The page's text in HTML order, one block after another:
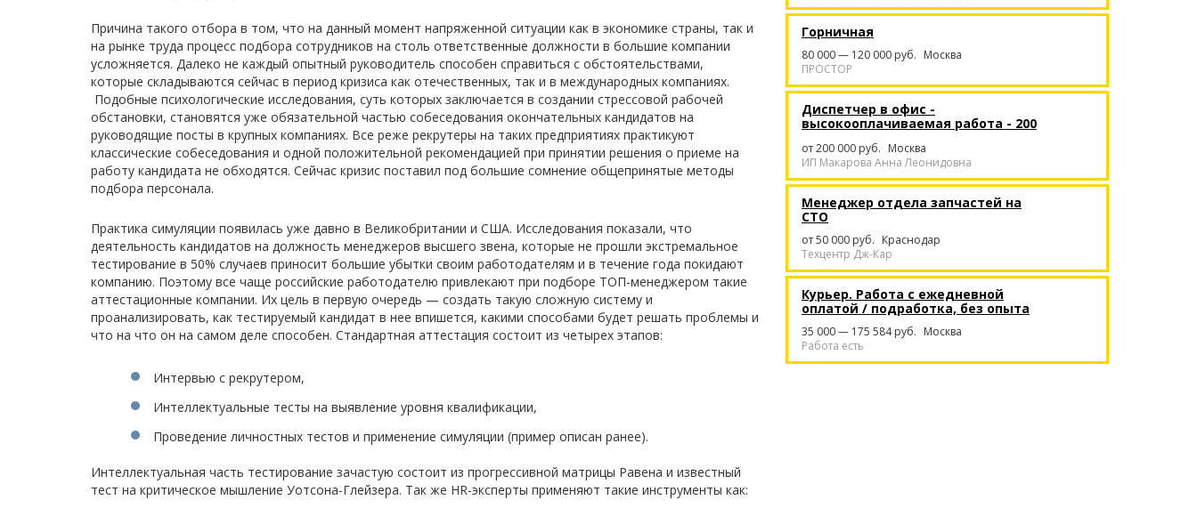
Причина такого отбора в том, что на данный момент напряженной ситуации как в экономике страны, так и
на рынке труда процесс подбора сотрудников на столь ответственные должности в большие компании
усложняется. Далеко не каждый опытный руководитель способен справиться с обстоятельствами,
которые складываются сейчас в период кризиса как отечественных, так и в международных компаниях.
Подобные психологические исследования, суть которых заключается в создании стрессовой рабочей
обстановки, становятся уже обязательной частью собеседования окончательных кандидатов на
руководящие посты в крупных компаниях. Все реже рекрутеры на таких предприятиях практикуют
классические собеседования и одной положительной рекомендацией при принятии решения о приеме на
работу кандидата не обходятся. Сейчас кризис поставил под большие сомнение общепринятые методы
подбора персонала.
Практика симуляции появилась уже давно в Великобритании и США. Исследования показали, что
деятельность кандидатов на должность менеджеров высшего звена, которые не прошли экстремальное
тестирование в 50% случаев приносит большие убытки своим работодателям и в течение года покидают
компанию. Поэтому все чаще российские работодателю привлекают при подборе ТОП-менеджером такие
аттестационные компании. Их цель в первую очередь — создать такую сложную систему и
проанализировать, как тестируемый кандидат в нее впишется, какими способами будет решать проблемы и
что на что он на самом деле способен. Стандартная аттестация состоит из четырех этапов:
Интервью с рекрутером,
Интеллектуальные тесты на выявление уровня квалификации,
Проведение личностных тестов и применение симуляции (пример описан ранее).
Интеллектуальная часть тестирование зачастую состоит из прогрессивной матрицы Равена и известный
тест на критическое мышление Уотсона-Глейзера. Так же HR-эксперты применяют такие инструменты как:
Горничная
80 000 — 120 000 руб. Москва
ПРОСТОР
Диспетчер в офис -
высокооплачиваемая работа - 200
от 200 000 руб. Москва
ИП Макарова Анна Леонидовна
Менеджер отдела запчастей на
СТО
от 50 000 руб. Краснодар
Техцентр Дж-Кар
Курьер. Работа с ежедневной
оплатой / подработка, без опыта
35 000 — 175 584 руб. Москва
Работа есть